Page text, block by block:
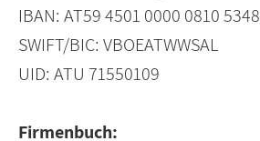
IBAN: AT59 4501 0000 0810 5348
SWIFT/BIC: VBOEATWWSAL
UID: ATU 71550109
Firmenbuch: